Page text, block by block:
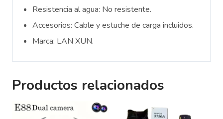
Resistencia al agua: No resistente.
Accesorios: Cable y estuche de carga incluidos.
Marca: LAN XUN.
Productos relacionados